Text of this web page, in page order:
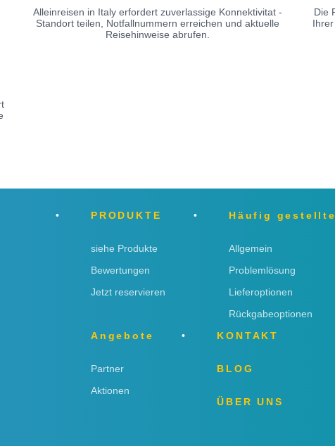
Alleinreisen in Italy erfordert zuverlassige Konnektivitat -
Standort teilen, Notfallnummern erreichen und aktuelle
Reisehinweise abrufen.
Die
PRODUKTE
siehe Produkte
Bewertungen
Jetzt reservieren
Häufig
Allgemein
Problemlösung
Lieferoptionen
Rückgabeoptionen
Angebote
Partner
Aktionen
KONTAKT
BLOG
ÜBER UNS